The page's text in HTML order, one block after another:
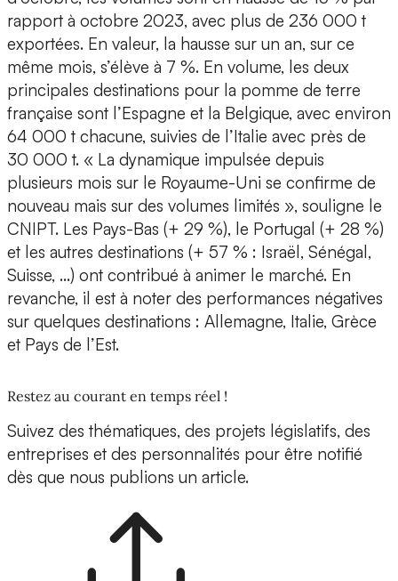
rapport à octobre 2023, avec plus de 236 000 t
exportées. En valeur, la hausse sur un an, sur ce
même mois, s’élève à 7 %. En volume, les deux
principales destinations pour la pomme de terre
française sont l’Espagne et la Belgique, avec environ
64 000 t chacune, suivies de l’Italie avec près de
30 000 t. « La dynamique impulsée depuis
plusieurs mois sur le Royaume-Uni se confirme de
nouveau mais sur des volumes limités », souligne le
CNIPT. Les Pays-Bas (+ 29 %), le Portugal (+ 28 %)
et les autres destinations (+ 57 % : Israël, Sénégal,
Suisse, …) ont contribué à animer le marché. En
revanche, il est à noter des performances négatives
sur quelques destinations : Allemagne, Italie, Grèce
et Pays de l’Est.
Restez au courant en temps réel !
Suivez des thématiques, des projets législatifs, des
entreprises et des personnalités pour être notifié
dès que nous publions un article.